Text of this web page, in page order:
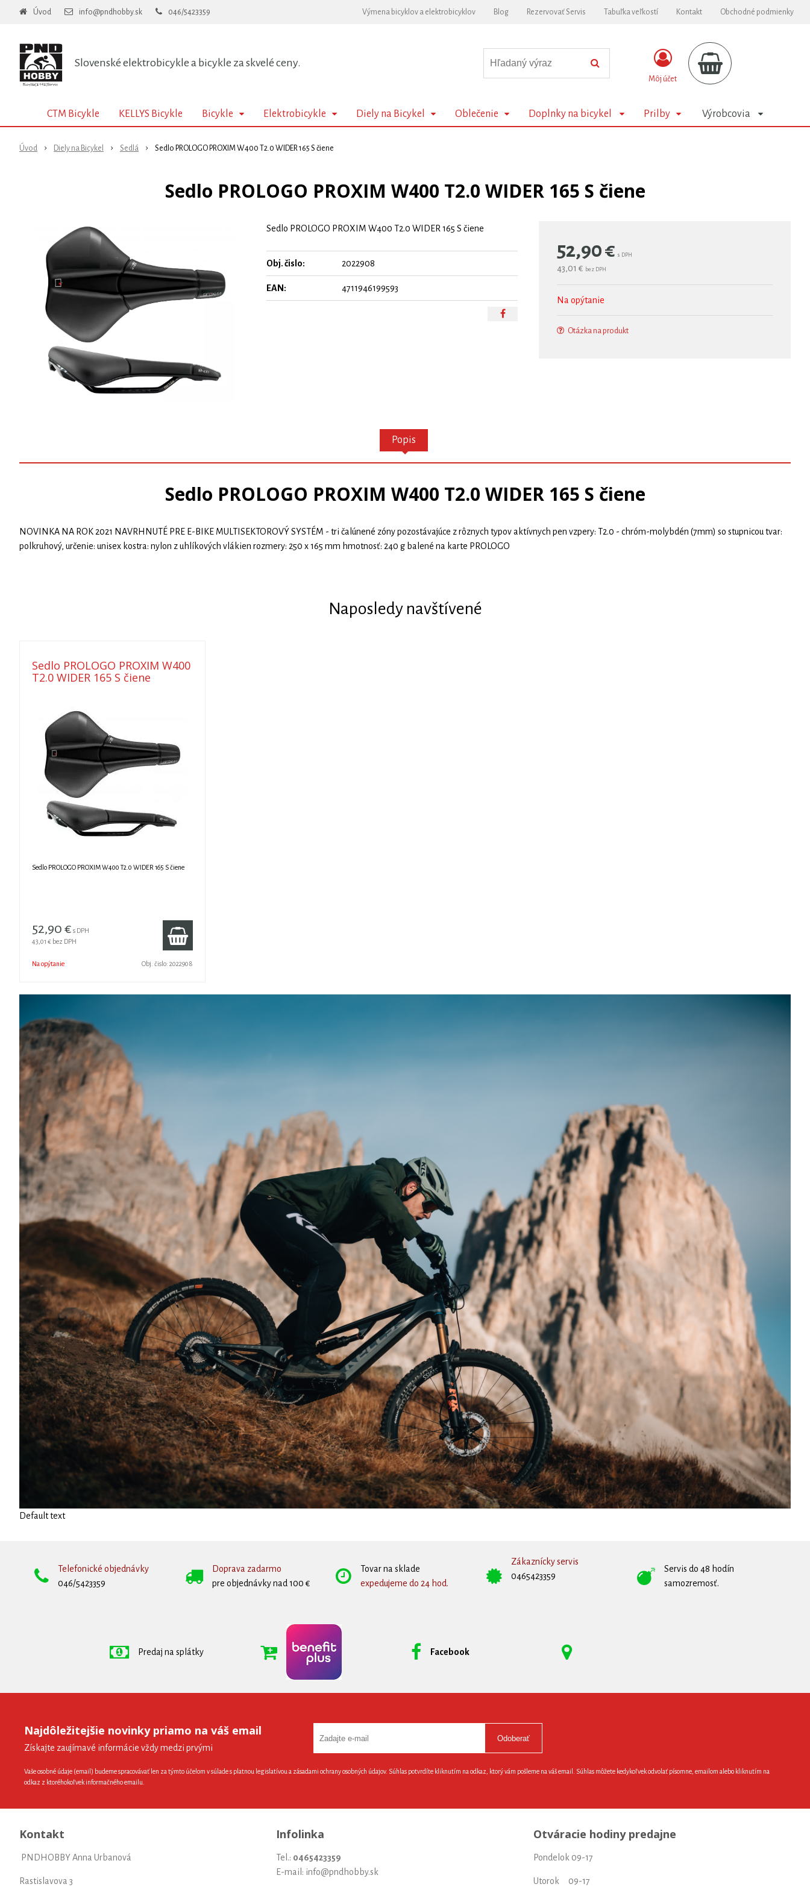
Slovenské elektrobicykle a bicykle za skvelé ceny.
Úvod info@pndhobby.sk 046/5423359 Výmena bicyklov a elektrobicyklov Blog Rezervovať Servis Tabuľka veľkostí Kontakt Obchodné podmienky
Môj účet
CTM Bicykle KELLYS Bicykle Bicykle Elektrobicykle Diely na Bicykel Oblečenie Doplnky na bicykel Prilby Výrobcovia
Úvod Diely na Bicykel Sedlá Sedlo PROLOGO PROXIM W400 T2.0 WIDER 165 S čiene
Sedlo PROLOGO PROXIM W400 T2.0 WIDER 165 S čiene
52,90€ s DPH
43,01 € bez DPH
Na opýtanie
Otázka na produkt
Sedlo PROLOGO PROXIM W400 T2.0 WIDER 165 S čiene
Obj. čislo: 2022908
EAN: 4711946199593
Popis
Sedlo PROLOGO PROXIM W400 T2.0 WIDER 165 S čiene
NOVINKA NA ROK 2021 NAVRHNUTÉ PRE E-BIKE MULTISEKTOROVÝ SYSTÉM - tri čalúnené zóny pozostávajúce z rôznych typov aktívnych pen vzpery: T2.0 - chróm-molybdén (7mm) so stupnicou tvar:
polkruhový, určenie: unisex kostra: nylon z uhlíkových vlákien rozmery: 250 x 165 mm hmotnosť: 240 g balené na karte PROLOGO
Naposledy navštívené
Sedlo PROLOGO PROXIM W400
T2.0 WIDER 165 S čiene
Sedlo PROLOGO PROXIM W400 T2.0 WIDER 165 S čiene
52,90 € s DPH
43,01 € bez DPH
Na opýtanie Obj. čislo: 2022908
Default text
Telefonické objednávky
046/5423359
Doprava zadarmo
pre objednávky nad 100 €
Tovar na sklade
expedujeme do 24 hod.
Zákaznícky servis
0465423359
Servis do 48 hodín
samozremosť.
Predaj na splátky Facebook
Najdôležitejšie novinky priamo na váš email
Získajte zaujímavé informácie vždy medzi prvými
Odoberať
Vaše osobné údaje (email) budeme spracovávať len za týmto účelom v súlade s platnou legislatívou a zásadami ochrany osobných údajov. Súhlas potvrdíte kliknutím na odkaz, ktorý vám pošleme na váš email. Súhlas môžete kedykoľvek odvolať písomne, emailom alebo kliknutím na
odkaz z ktoréhokoľvek informačného emailu.
Kontakt
PNDHOBBY Anna Urbanová
Rastislavova 3
Infolinka
Tel.: 0465423359
E-mail: info@pndhobby.sk
Otváracie hodiny predajne
Pondelok 09-17
Utorok 09-17